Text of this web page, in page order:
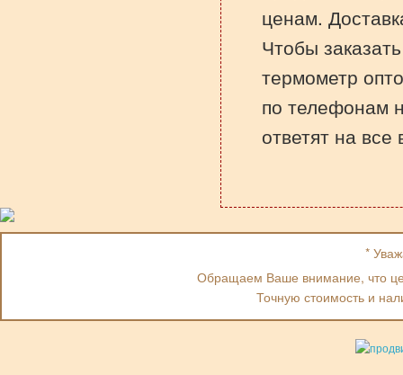
ценам.
Чтобы
термометр
по телефонам
ответят на все
*
Обращаем Ваше внимание, что
Точную стоимость и